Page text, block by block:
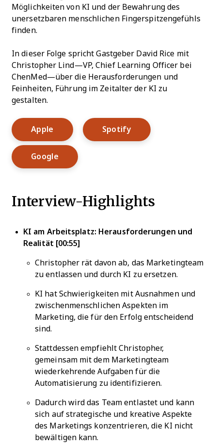
Möglichkeiten von KI und der Bewahrung des
unersetzbaren menschlichen Fingerspitzengefühls
finden.
In dieser Folge spricht Gastgeber David Rice mit
Christopher Lind—VP, Chief Learning Officer bei
ChenMed—über die Herausforderungen und
Feinheiten, Führung im Zeitalter der KI zu
gestalten.
Apple Opens New Window
SpotifyOpens New Window
GoogleOpens New Window
Interview-Highlights
KI am Arbeitsplatz: Herausforderungen und
Realität [00:55]
Christopher rät davon ab, das Marketingteam
zu entlassen und durch KI zu ersetzen.
KI hat Schwierigkeiten mit Ausnahmen und
zwischenmenschlichen Aspekten im
Marketing, die für den Erfolg entscheidend
sind.
Stattdessen empfiehlt Christopher,
gemeinsam mit dem Marketingteam
wiederkehrende Aufgaben für die
Automatisierung zu identifizieren.
Dadurch wird das Team entlastet und kann
sich auf strategische und kreative Aspekte
des Marketings konzentrieren, die KI nicht
bewältigen kann.